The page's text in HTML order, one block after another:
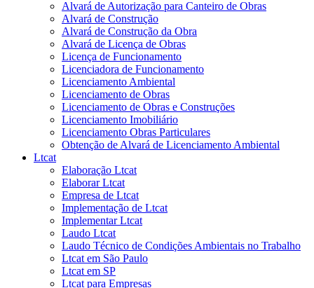
Alvará de Autorização para Canteiro de Obras
Alvará de Construção
Alvará de Construção da Obra
Alvará de Licença de Obras
Licença de Funcionamento
Licenciadora de Funcionamento
Licenciamento Ambiental
Licenciamento de Obras
Licenciamento de Obras e Construções
Licenciamento Imobiliário
Licenciamento Obras Particulares
Obtenção de Alvará de Licenciamento Ambiental
Ltcat
Elaboração Ltcat
Elaborar Ltcat
Empresa de Ltcat
Implementação de Ltcat
Implementar Ltcat
Laudo Ltcat
Laudo Técnico de Condições Ambientais no Trabalho
Ltcat em São Paulo
Ltcat em SP
Ltcat para Empresas